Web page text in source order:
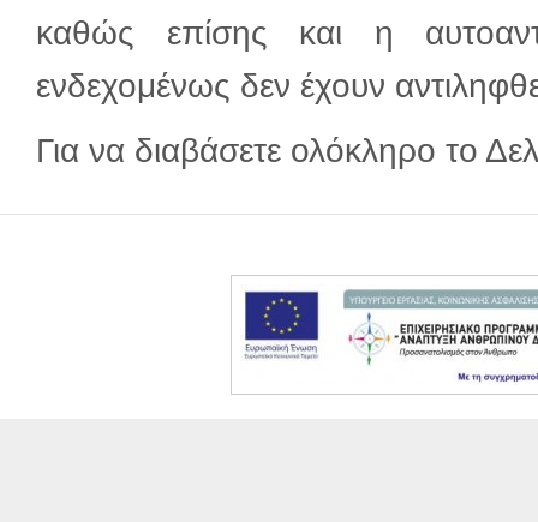
καθώς επίσης και η
ενδεχομένως δεν έχουν
Για να διαβάσετε ολόκληρο το